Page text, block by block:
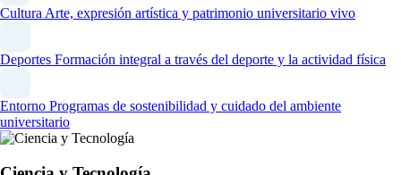
CulturaArte, expresión artística y patrimonio universitario vivo
Deportes Formación integral a través del deporte y la actividad física
Entorno Programas de sostenibilidad y cuidado del ambiente
universitario